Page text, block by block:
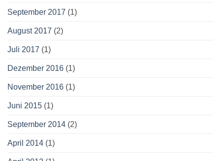
September 2017 (1)
August 2017 (2)
Juli 2017 (1)
Dezember 2016 (1)
November 2016 (1)
Juni 2015 (1)
September 2014 (2)
April 2014 (1)